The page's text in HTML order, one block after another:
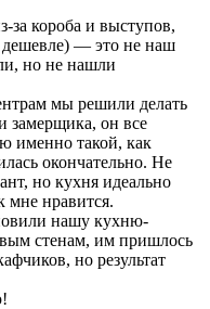
за короба и выступов,
дешевле) — это не наш
но не нашли
мы решили делать
замерщика, он все
именно такой, как
окончательно. Не
но кухня идеально
мне нравится.
нашу кухню-
стенам, им пришлось
но результат